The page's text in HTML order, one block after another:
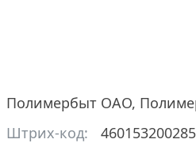
Полимербыт ОАО,
Штрих-код: